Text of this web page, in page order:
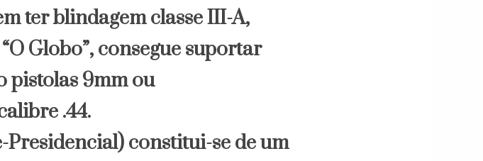
ter blindagem classe III-A,
Globo”, consegue suportar
pistolas 9mm ou
.44.
Presidencial) constitui-se de um